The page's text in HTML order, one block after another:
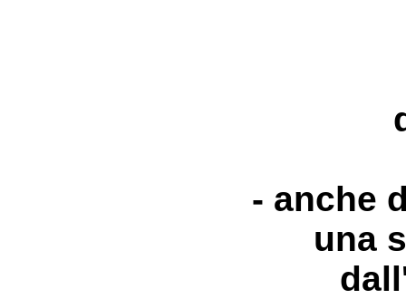
- anche
una